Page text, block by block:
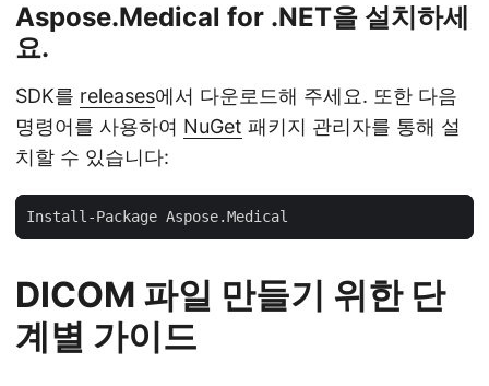
Aspose.Medical for .NET을 설치하세
요.
SDK를 releases에서 다운로드해 주세요. 또한 다음
명령어를 사용하여 NuGet 패키지 관리자를 통해 설
치할 수 있습니다:
DICOM 파일 만들기 위한 단
계별 가이드